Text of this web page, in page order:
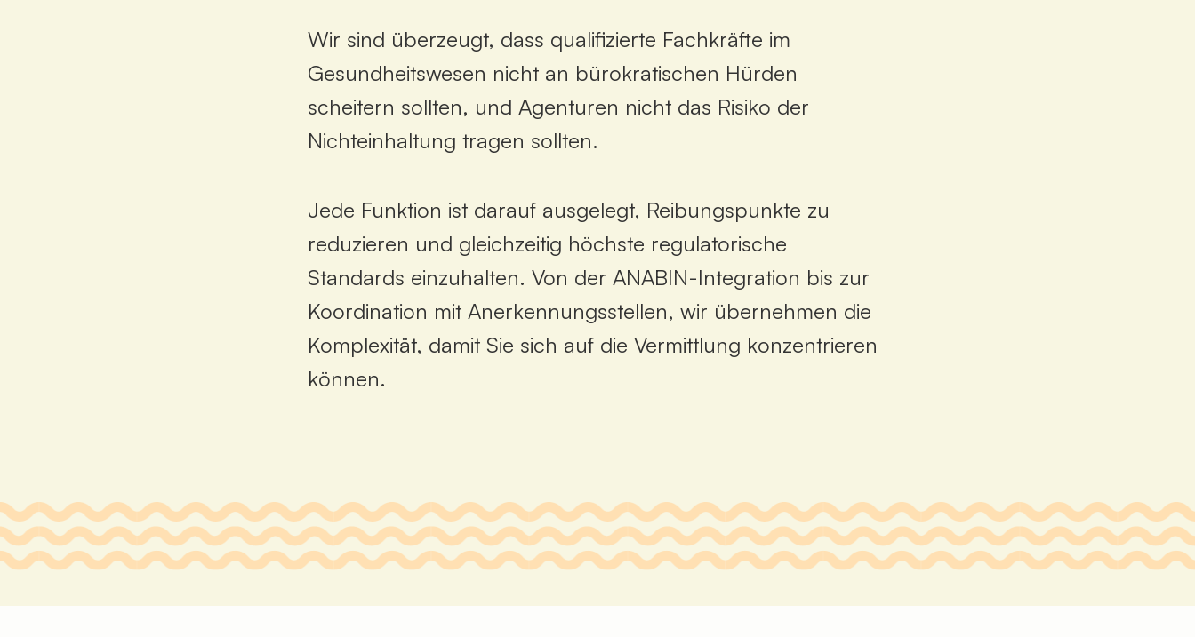
Wir sind überzeugt, dass qualifizierte Fachkräfte im
Gesundheitswesen nicht an bürokratischen Hürden
scheitern sollten, und Agenturen nicht das Risiko der
Nichteinhaltung tragen sollten.
Jede Funktion ist darauf ausgelegt, Reibungspunkte zu
reduzieren und gleichzeitig höchste regulatorische
Standards einzuhalten. Von der ANABIN-Integration bis zur
Koordination mit Anerkennungsstellen, wir übernehmen die
Komplexität, damit Sie sich auf die Vermittlung konzentrieren
können.